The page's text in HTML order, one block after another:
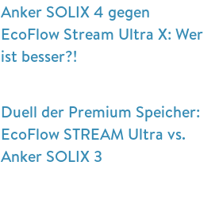
Anker SOLIX 4 gegen
EcoFlow Stream Ultra X: Wer
ist besser?!
Duell der Premium Speicher:
EcoFlow STREAM Ultra vs.
Anker SOLIX 3